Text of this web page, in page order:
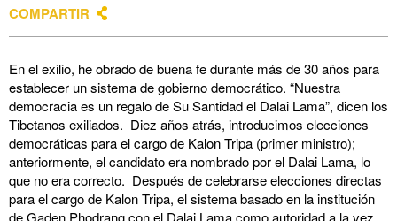
COMPARTIR
En el exilio, he obrado de buena fe durante más de 30 años para
establecer un sistema de gobierno democrático. “Nuestra
democracia es un regalo de Su Santidad el Dalai Lama”, dicen los
Tibetanos exiliados. Diez años atrás, introducimos elecciones
democráticas para el cargo de Kalon Tripa (primer ministro);
anteriormente, el candidato era nombrado por el Dalai Lama, lo
que no era correcto. Después de celebrarse elecciones directas
para el cargo de Kalon Tripa, el sistema basado en la institución
de Gaden Phodrang con el Dalai Lama como autoridad a la vez